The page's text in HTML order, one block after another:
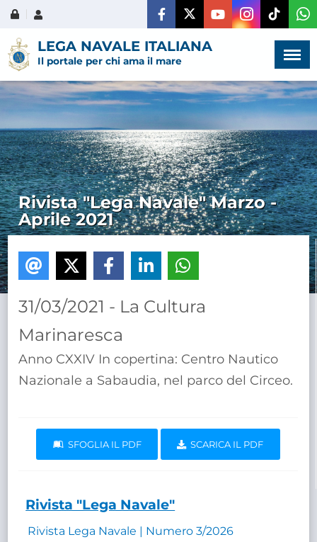
LEGA NAVALE ITALIANA
Il portale per chi ama il mare
Rivista "Lega Navale" Marzo -
Aprile 2021
31/03/2021 - La Cultura
Marinaresca
Anno CXXIV In copertina: Centro Nautico
Nazionale a Sabaudia, nel parco del Circeo.
SFOGLIA IL PDF SCARICA IL PDF
Rivista "Lega Navale"
Rivista Lega Navale | Numero 3/2026
Menù ×
HOME
CHI SIAMO
LA VITA
DELL'ASSOCIAZIONE
COMUNICAZIONE,
PROGETTI ED EDITORIA
AMMINISTRAZIONE